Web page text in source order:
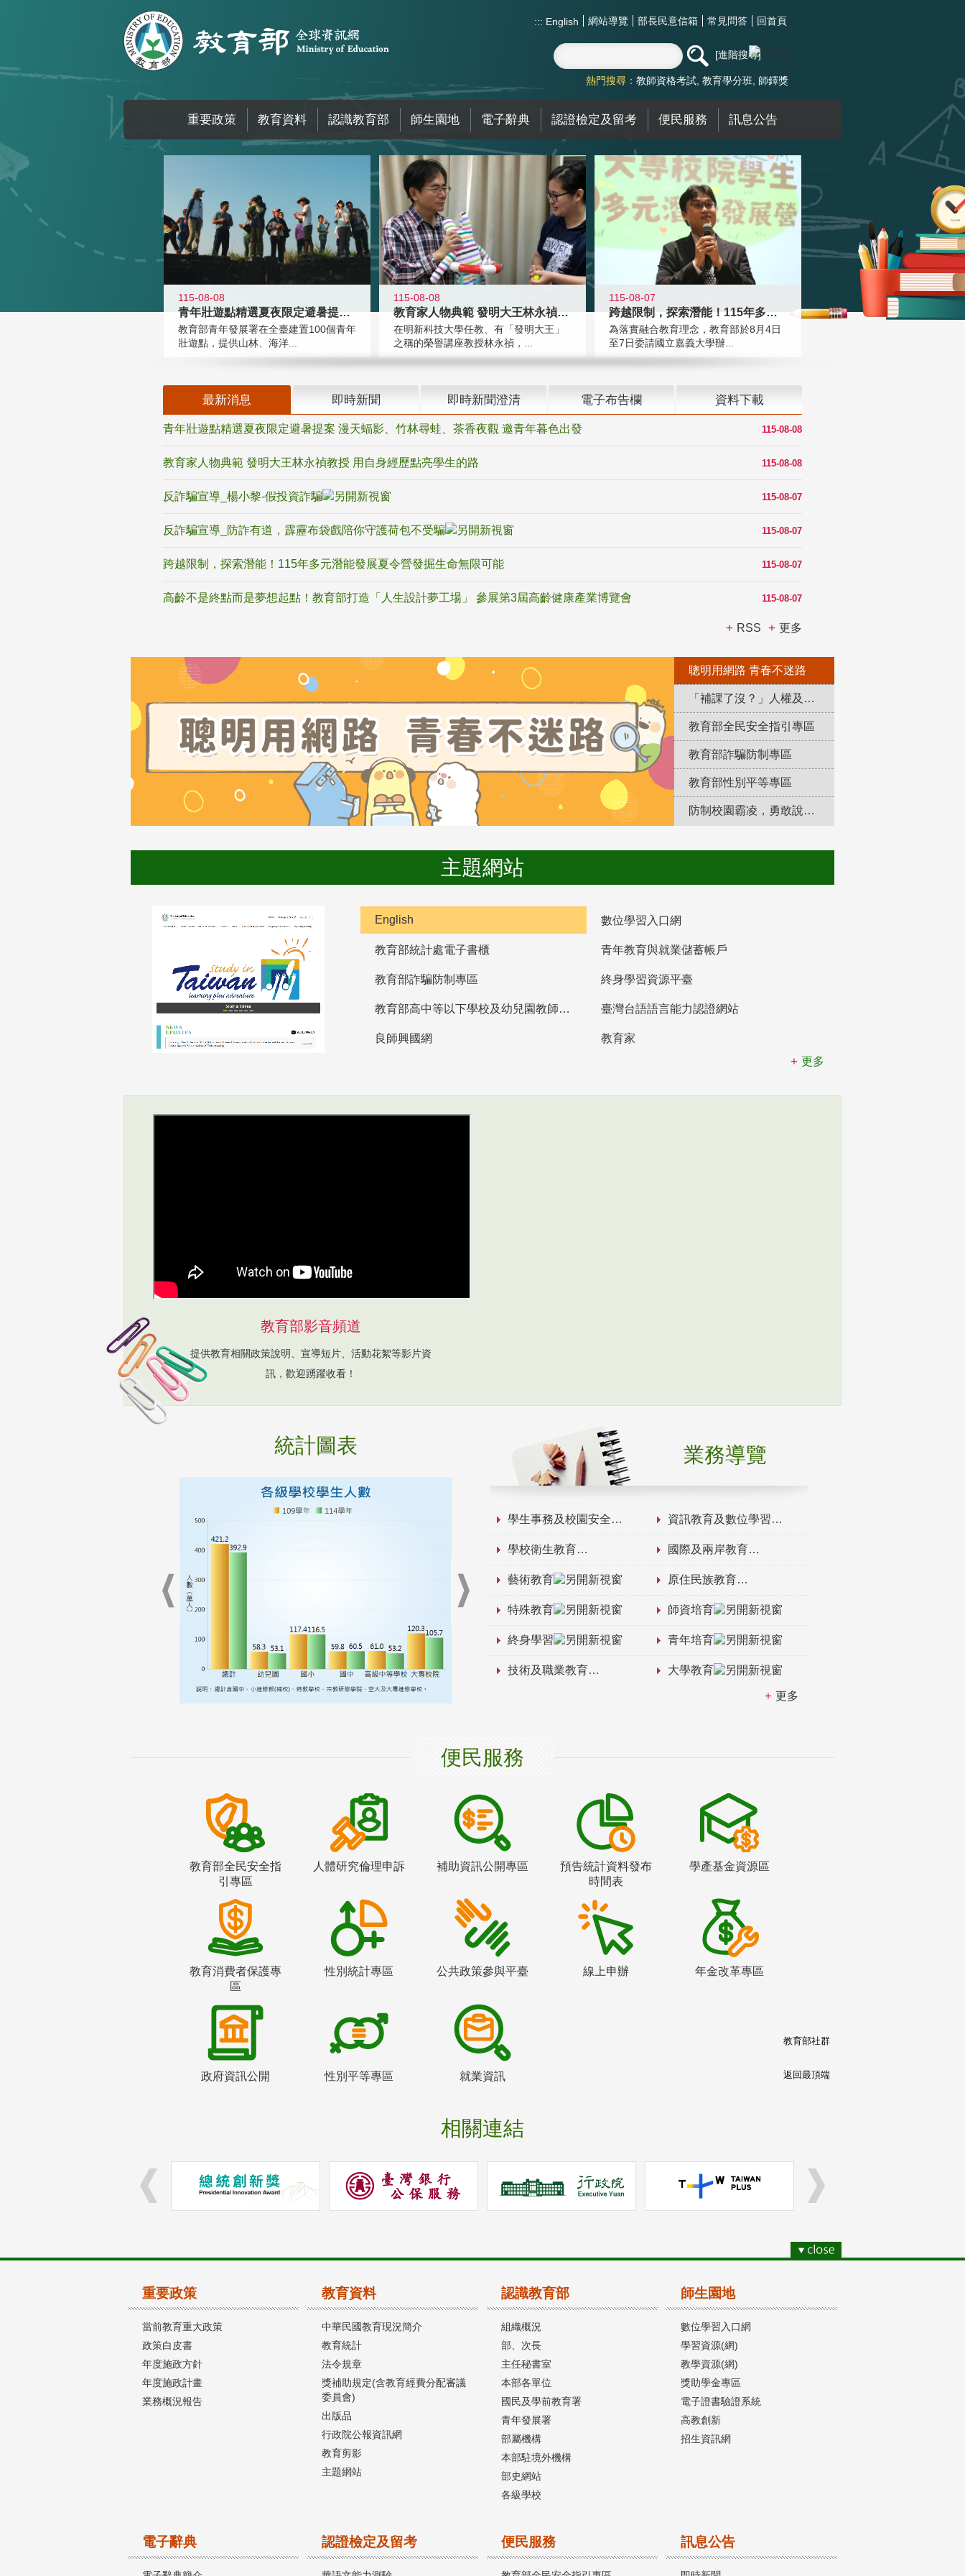
::: English 網站導覽 部長民意信箱 常見問答 回首頁
進階搜尋
熱門搜尋： 教師資格考試 教育學分班 師鐸獎
重要政策 教育資料 認識教育部 師生園地 電子辭典 認證檢定及留考 便民服務 訊息公告
:::
115-08-08
青年壯遊點精選夏夜限定避暑提案 漫
教育部青年發展署在全臺建置100個青年
壯遊點，提供山林、海洋...
115-08-08
教育家人物典範 發明大王林永禎教授
在明新科技大學任教、有「發明大王」
之稱的榮譽講座教授林永禎，...
115-08-07
跨越限制，探索潛能！115年多元潛
為落實融合教育理念，教育部於8月4日
至7日委請國立嘉義大學辦...
最新消息 即時新聞 即時新聞澄清 電子布告欄 資料下載
115-08-08
青年壯遊點精選夏夜限定避暑提案 漫天蝠影、竹林尋蛙、茶香夜觀 邀青年暮色出發
115-08-08
教育家人物典範 發明大王林永禎教授 用自身經歷點亮學生的路
115-08-07
反詐騙宣導_楊小黎-假投資詐騙
115-08-07
反詐騙宣導_防詐有道，霹靂布袋戲陪你守護荷包不受騙
115-08-07
跨越限制，探索潛能！115年多元潛能發展夏令營發掘生命無限可能
115-08-07
高齡不是終點而是夢想起點！教育部打造「人生設計夢工場」 參展第3屆高齡健康產業博覽會
RSS 更多
聰明用網路 青春不迷路
「補課了沒？」人權及轉型正義教育專區
教育部全民安全指引專區
教育部詐騙防制專區
教育部性別平等專區
防制校園霸凌，勇敢說出來！
主題網站
English 數位學習入口網
教育部統計處電子書櫃 青年教育與就業儲蓄帳戶
教育部詐騙防制專區 終身學習資源平臺
教育部高中等以下學校及幼兒園教師資格檢定考試 臺灣台語語言能力認證網站
良師興國網
教育家
更多
教育部影音頻道
提供教育相關政策說明、宣導短片、活動花絮等影片資
訊，歡迎踴躍收看！
統計圖表 業務導覽
學生事務及校園安全 資訊教育及數位學習
學校衛生教育 國際及兩岸教育
藝術教育 原住民族教育
特殊教育 師資培育
終身學習 青年培育
技術及職業教育 大學教育
更多
便民服務
教育部全民安全指
引專區
人體研究倫理申訴 補助資訊公開專區
預告統計資料發布
時間表
學產基金資源區
教育消費者保護專
區
性別統計專區 公共政策參與平臺 線上申辦 年金改革專區
政府資訊公開 性別平等專區 就業資訊
相關連結
教育部社群
返回最頂端
重要政策
當前教育重大政策
政策白皮書
年度施政方針
年度施政計畫
業務概況報告
教育資料
中華民國教育現況簡介
教育統計
法令規章
獎補助規定(含教育經費分配審議
委員會)
出版品
行政院公報資訊網
教育剪影
主題網站
認識教育部
組織概況
部、次長
主任秘書室
本部各單位
國民及學前教育署
青年發展署
部屬機構
本部駐境外機構
部史網站
各級學校
師生園地
數位學習入口網
學習資源(網)
教學資源(網)
獎助學金專區
電子證書驗證系統
高教創新
招生資訊網
電子辭典 認證檢定及留考 便民服務 訊息公告